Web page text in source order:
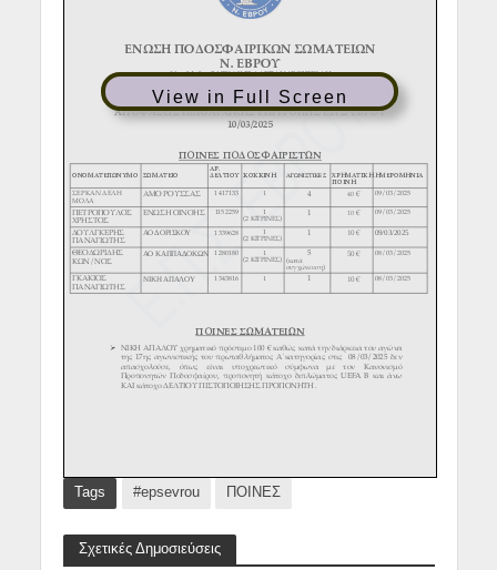
View in Full Screen
Tags #epsevrou ΠΟΙΝΕΣ
Σχετικές Δημοσιεύσεις